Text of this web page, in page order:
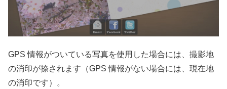
GPS 情報がついている写真を使用した場合には、撮影地
の消印が捺されます（GPS 情報がない場合には、現在地
の消印です）。